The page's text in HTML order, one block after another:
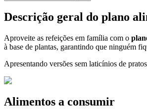
Descrição geral do plano
Aproveite as refeições em família com o
à base de plantas, garantindo que ninguém
Apresentando versões sem laticínios de
Alimentos a consumir